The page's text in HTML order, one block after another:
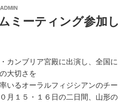
ーティング参加し
カンブリア宮殿に出演し、全国に
大切さを
いるオーラルフィジシアンのチー
月１５・１６日の二日間、山形の